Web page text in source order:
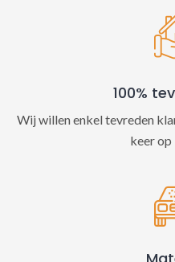
100%
Wij willen enkel tevreden
keer op